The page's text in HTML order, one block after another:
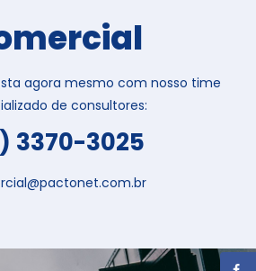
agora mesmo com nosso time
de consultores:
3370-3025